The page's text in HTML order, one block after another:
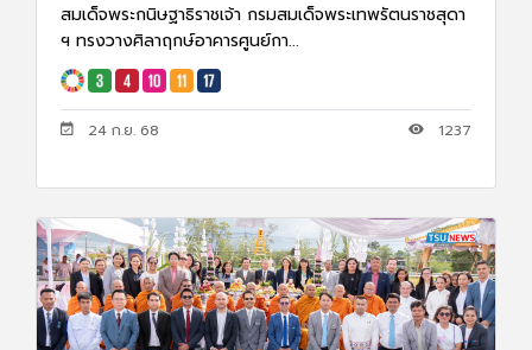
สมเด็จพระกนิษฐาธิราชเจ้า กรมสมเด็จพระเทพรัตนราชสุดา
ฯ ทรงวางศิลาฤกษ์อาคารศูนย์กา...
24 ก.ย. 68 1237